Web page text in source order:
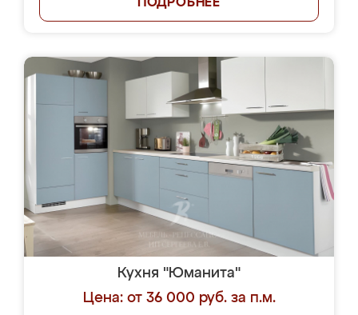
ПОДРОБНЕЕ
Кухня "Юманита"
Цена: от 36 000 руб. за п.м.